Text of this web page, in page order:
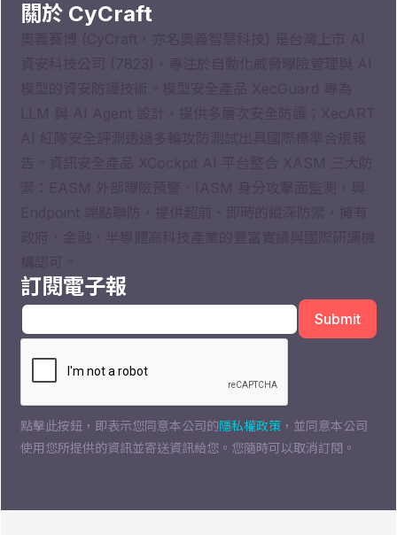
關於 CyCraft
訂閱電子報
點擊此按鈕，即表示您同意本公司的隱私權政策 ，並同意本公司
使用您所提供的資訊並寄送資訊給您。您隨時可以取消訂閱。